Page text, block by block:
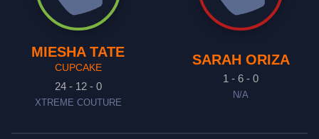
MIESHA TATE
CUPCAKE
24 - 12 - 0
XTREME COUTURE
SARAH ORIZA
1 - 6 - 0
N/A